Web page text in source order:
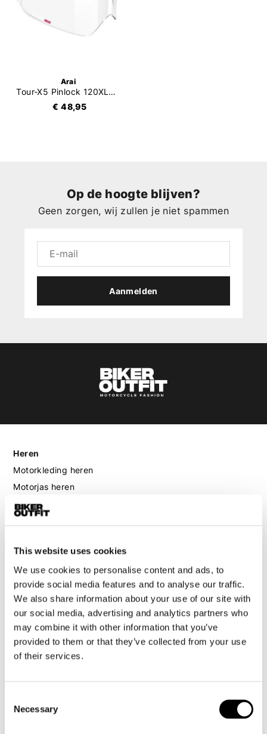
This website uses cookies
We use cookies to personalise content and ads, to
provide social media features and to analyse our traffic.
We also share information about your use of our site with
our social media, advertising and analytics partners who
may combine it with other information that you’ve
provided to them or that they’ve collected from your use
of their services.
Selection
Necessary
Arai
Tour-X5 Pinlock 120XLT (DKS511)
€ 48,95
Op de hoogte blijven?
Geen zorgen, wij zullen je niet spammen
Aanmelden
Heren
Motorkleding heren
Motorjas heren
Motorbroek heren
Motorpak heren
Motorhoodie heren
Motorhelm heren
Motorhandschoenen heren
Motorlaarzen heren
Dames